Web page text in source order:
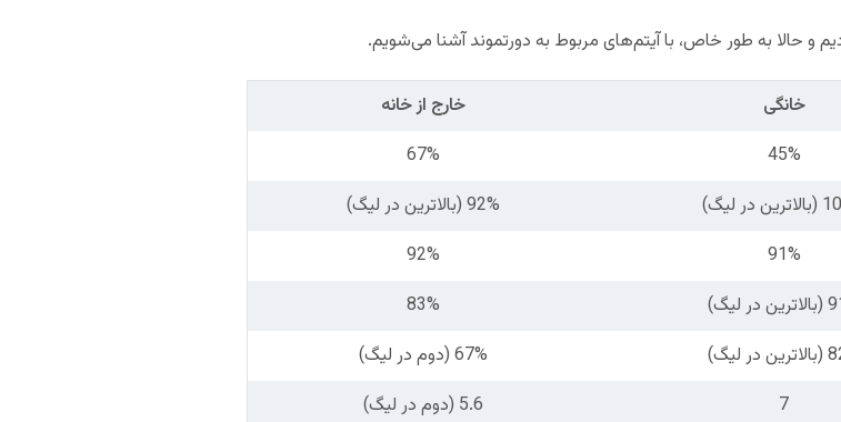
و حالا به طور خاص، با آیتم‌های مربوط به دورتموند آشنا می‌شویم.
خانگی
خارج از خانه
45%
67%
در لیگ)
92% (بالاترین در لیگ)
91%
92%
لیگ)
83%
لیگ)
67% (دوم در لیگ)
7
5.6 (دوم در لیگ)